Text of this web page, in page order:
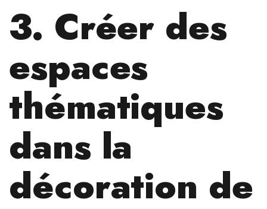
3. Créer des
espaces
thématiques
dans la
décoration de